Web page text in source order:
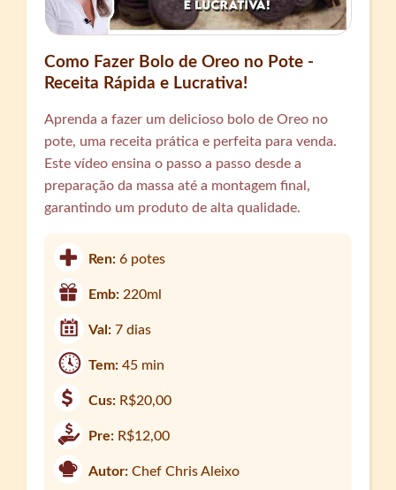
Como Fazer Bolo de Oreo no Pote -
Receita Rápida e Lucrativa!
Aprenda a fazer um delicioso bolo de Oreo no
pote, uma receita prática e perfeita para venda.
Este vídeo ensina o passo a passo desde a
preparação da massa até a montagem final,
garantindo um produto de alta qualidade.
Ren:6 potes
Emb: 220ml
Val:7 dias
Tem:45 min
Cus: R$20,00
Pre: R$12,00
Autor: Chef Chris Aleixo